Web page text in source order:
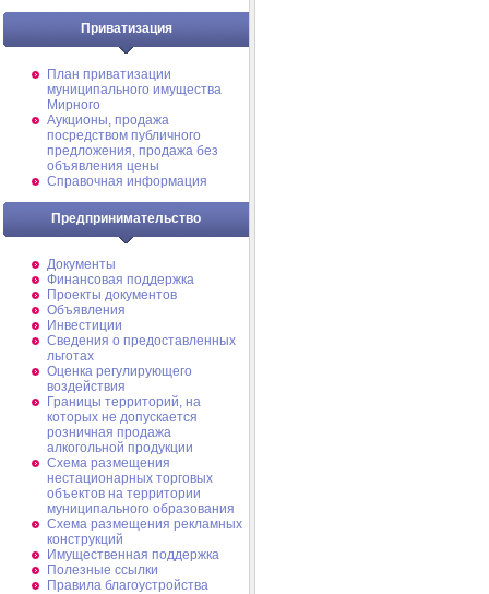
Приватизация
План приватизации
муниципального имущества
Мирного
Аукционы, продажа
посредством публичного
предложения, продажа без
объявления цены
Справочная информация
Предпринимательство
Документы
Финансовая поддержка
Проекты документов
Объявления
Инвестиции
Сведения о предоставленных
льготах
Оценка регулирующего
воздействия
Границы территорий, на
которых не допускается
розничная продажа
алкогольной продукции
Схема размещения
нестационарных торговых
объектов на территории
муниципального образования
Схема размещения рекламных
конструкций
Имущественная поддержка
Полезные ссылки
Правила благоустройства